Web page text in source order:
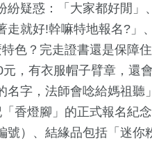
紛疑惑：「大家都好閒
走就好!幹嘛特地報名?」
色？完走證書還是保障
，有衣服帽子臂章，還
名字，法師會唸給媽祖聽
香燈腳」的正式報名紀
號）、結緣品包括「迷